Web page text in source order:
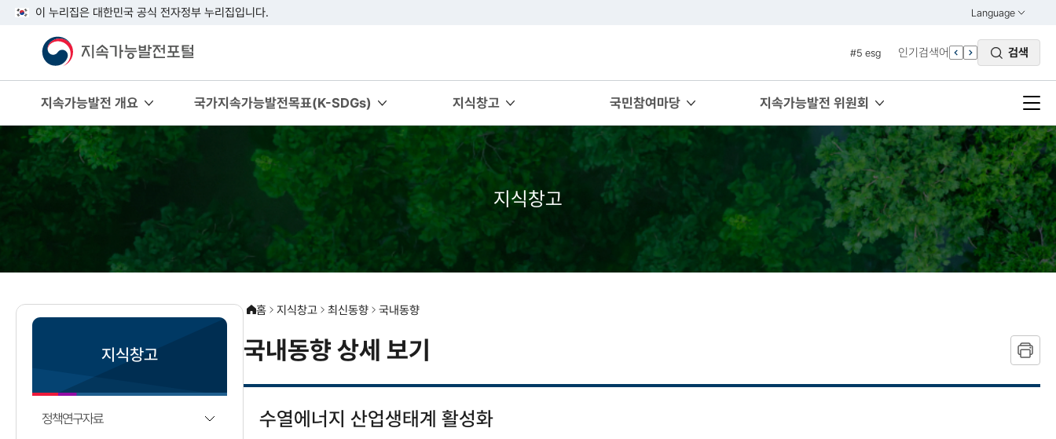
이 누리집은 대한민국 공식 전자정부 누리집입니다. Language
열기
ENGLISH
#6 빈곤
#7 un
#1 경제
#2 환경
인기검색어 검색
지속가능발전 개요 국가지속가능발전목표(K-SDGs) 지식창고 국민참여마당 지속가능발전 위원회
지식창고
지식창고
정책연구자료
홈 지식창고 최신동향 국내동향
국내동향 상세 보기
수열에너지 산업생태계 활성화